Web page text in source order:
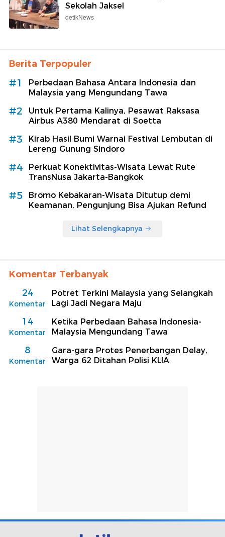
Sekolah Jaksel
detikNews
Berita Terpopuler
#1
Perbedaan Bahasa Antara Indonesia dan
Malaysia yang Mengundang Tawa
#2
Untuk Pertama Kalinya, Pesawat Raksasa
Airbus A380 Mendarat di Soetta
#3
Kirab Hasil Bumi Warnai Festival Lembutan di
Lereng Gunung Sindoro
#4
Perkuat Konektivitas-Wisata Lewat Rute
TransNusa Jakarta-Bangkok
#5
Bromo Kebakaran-Wisata Ditutup demi
Keamanan, Pengunjung Bisa Ajukan Refund
Lihat Selengkapnya
Komentar Terbanyak
24
Komentar
Potret Terkini Malaysia yang Selangkah
Lagi Jadi Negara Maju
14
Komentar
Ketika Perbedaan Bahasa Indonesia-
Malaysia Mengundang Tawa
8
Komentar
Gara-gara Protes Penerbangan Delay,
Warga 62 Ditahan Polisi KLIA